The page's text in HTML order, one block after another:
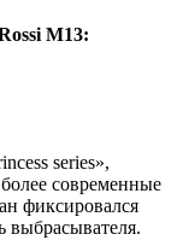
M13:
series»,
современные
фиксировался
выбрасывателя.